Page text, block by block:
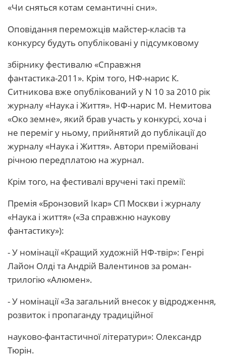
«Чи сняться котам семантичні сни».
Оповідання переможців майстер-класів та
конкурсу будуть опубліковані у підсумковому
збірнику фестивалю «Справжня
фантастика-2011». Крім того, НФ-нарис К.
Ситникова вже опублікований у N 10 за 2010 рік
журналу «Наука і Життя». НФ-нарис М. Немитова
«Око земне», який брав участь у конкурсі, хоча і
не переміг у ньому, прийнятий до публікації до
журналу «Наука і Життя». Автори премійовані
річною передплатою на журнал.
Крім того, на фестивалі вручені такі премії:
Премія «Бронзовий Ікар» СП Москви і журналу
«Наука і життя» («За справжню наукову
фантастику»):
- У номінації «Кращий художній НФ-твір»: Генрі
Лайон Олді та Андрій Валентинов за роман-
трилогію «Алюмен».
- У номінації «За загальний внесок у відродження,
розвиток і пропаганду традиційної
науково-фантастичної літератури»: Олександр
Тюрін.